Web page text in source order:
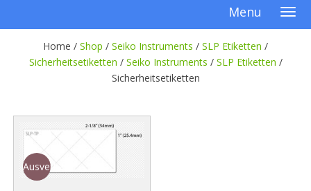
Menu
Home / Shop / Seiko Instruments / SLP Etiketten /
Sicherheitsetiketten / Seiko Instruments / SLP Etiketten /
Sicherheitsetiketten
Ausverkauf